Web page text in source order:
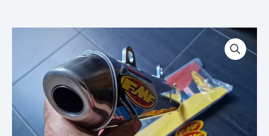
Pot
Echappement
Silencieux
FMF